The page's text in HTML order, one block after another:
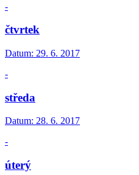
-
čtvrtek
Datum: 29. 6. 2017
-
středa
Datum: 28. 6. 2017
-
úterý